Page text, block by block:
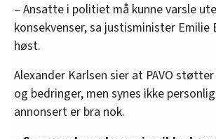
– Ansatte i politiet må kunne varsle
konsekvenser, sa justisminister Emilie
høst.
Alexander Karlsen sier at PAVO
og bedringer, men synes ikke
annonsert er bra nok.